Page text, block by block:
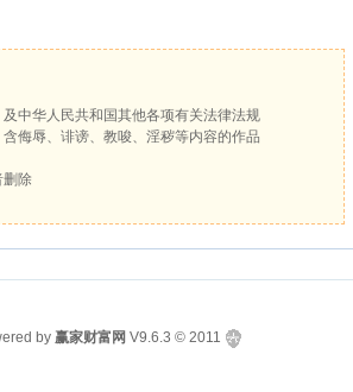
中华人民共和国其他各项有关法律法规
侮辱、诽谤、教唆、淫秽等内容的作品
删除
by 赢家财富网 V9.6.3 © 2011